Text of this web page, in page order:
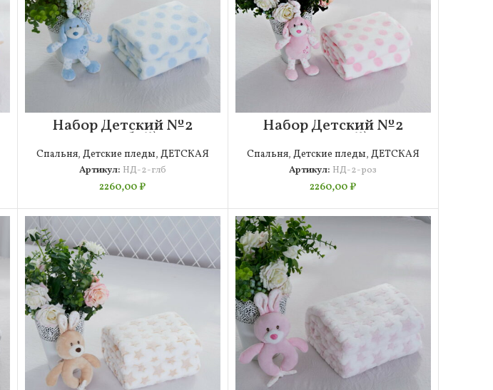
Набор Детский №2
(голубой)
Спальня, Детские пледы, ДЕТСКАЯ
Артикул: НД-2-глб
2260,00₽
Набор Детский №2
(розовый)
Спальня, Детские пледы, ДЕТСКАЯ
Артикул: НД-2-роз
2260,00₽